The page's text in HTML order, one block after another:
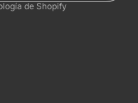
de Shopify